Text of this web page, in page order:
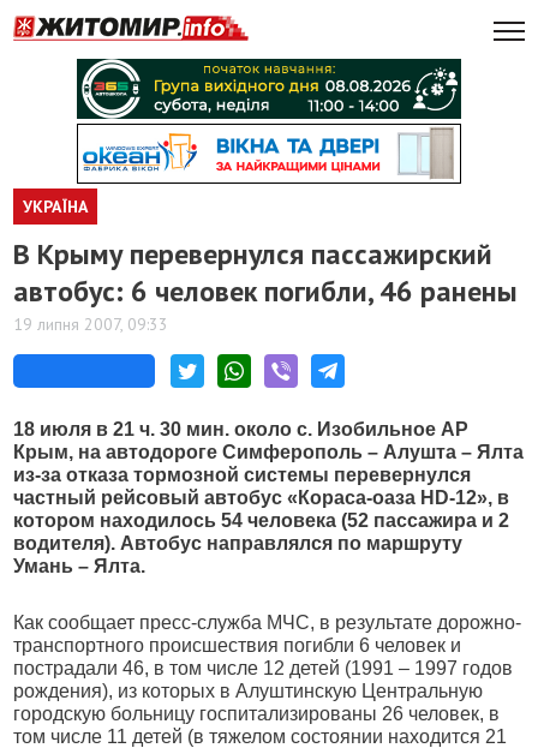
УКРАЇНА
В Крыму перевернулся пассажирский
автобус: 6 человек погибли, 46 ранены
19 липня 2007, 09:33
18 июля в 21 ч. 30 мин. около с. Изобильное АР
Крым, на автодороге Симферополь – Алушта – Ялта
из-за отказа тормозной системы перевернулся
частный рейсовый автобус «Кораса-оаза HD-12», в
котором находилось 54 человека (52 пассажира и 2
водителя). Автобус направлялся по маршруту
Умань – Ялта.
Как сообщает пресс-служба МЧС, в результате дорожно-
транспортного происшествия погибли 6 человек и
пострадали 46, в том числе 12 детей (1991 – 1997 годов
рождения), из которых в Алуштинскую Центральную
городскую больницу госпитализированы 26 человек, в
том числе 11 детей (в тяжелом состоянии находится 21